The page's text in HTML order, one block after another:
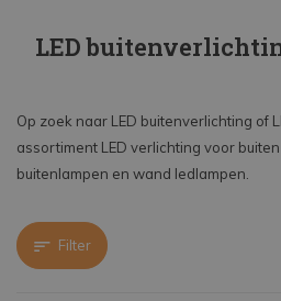
LED
Op zoek naar LED buitenverlichting of
assortiment LED verlichting voor
buitenlampen en wand ledlampen.
Filter